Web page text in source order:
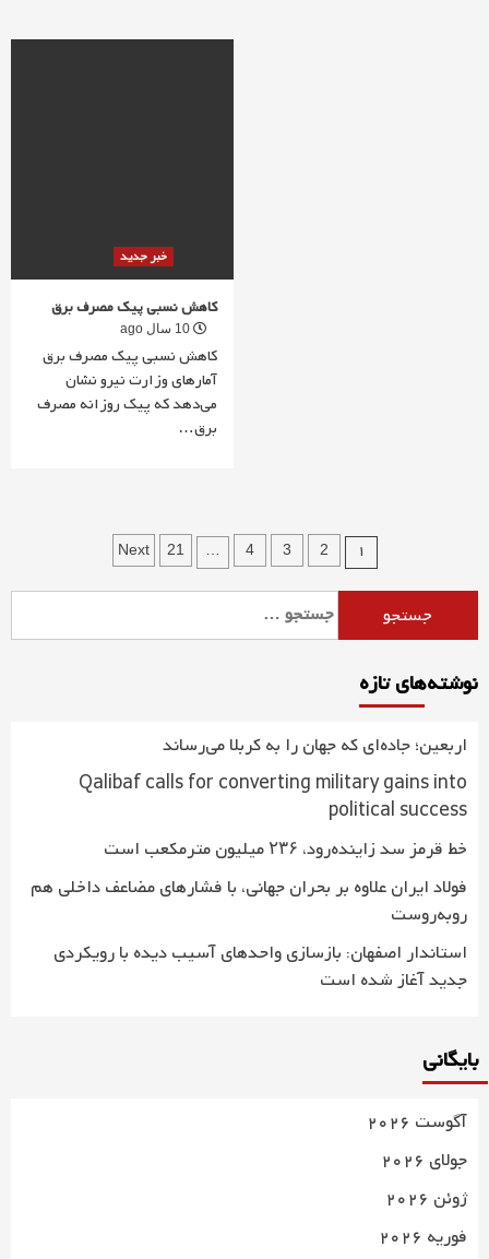
خبر جدید
کاهش نسبی پیک مصرف برق
کاهش نسبی پیک مصرف برق
آمارهای وزارت نیرو نشان
می‌دهد که پیک روزانه مصرف
برق…
راهبری
نوشته‌ها
1
2
3
4
…
21
Next
برای:
نوشته‌های تازه
اربعین؛ جاده‌ای که جهان را به کربلا می‌رساند
Qalibaf calls for converting military gains into
political success
خط قرمز سد زاینده‌رود، ۲۳۶ میلیون مترمکعب است
فولاد ایران علاوه بر بحران جهانی، با فشارهای مضاعف داخلی هم
روبه‌روست
استاندار اصفهان: بازسازی واحدهای آسیب دیده با رویکردی
جدید آغاز شده است
بایگانی
آگوست 2026
جولای 2026
ژوئن 2026
فوریه 2026